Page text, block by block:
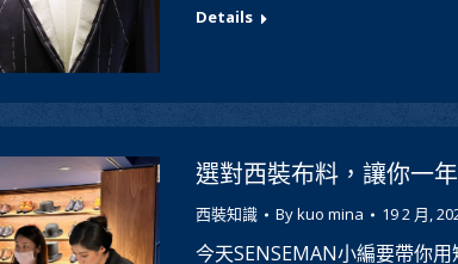
Details
選對西裝布料，讓你一
西裝知識 Bykuo mina 19 2 月,
今天SENSEMAN小編要帶你